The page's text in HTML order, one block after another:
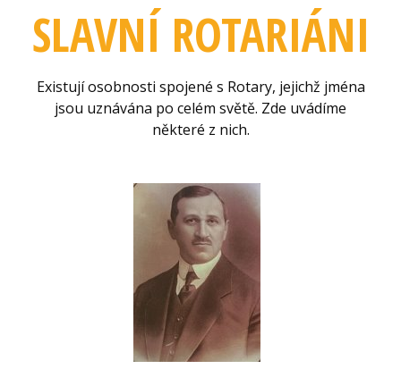
SLAVNÍ ROTARIÁNI
Existují osobnosti spojené s Rotary, jejichž jména
jsou uznávána po celém světě. Zde uvádíme
některé z nich.